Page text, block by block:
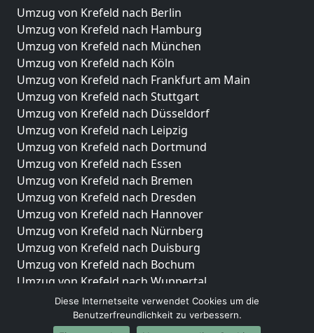
Umzug von Krefeld nach Berlin
Umzug von Krefeld nach Hamburg
Umzug von Krefeld nach München
Umzug von Krefeld nach Köln
Umzug von Krefeld nach Frankfurt am Main
Umzug von Krefeld nach Stuttgart
Umzug von Krefeld nach Düsseldorf
Umzug von Krefeld nach Leipzig
Umzug von Krefeld nach Dortmund
Umzug von Krefeld nach Essen
Umzug von Krefeld nach Bremen
Umzug von Krefeld nach Dresden
Umzug von Krefeld nach Hannover
Umzug von Krefeld nach Nürnberg
Umzug von Krefeld nach Duisburg
Umzug von Krefeld nach Bochum
Umzug von Krefeld nach Wuppertal
Umzug von Krefeld nach Bielefeld
Umzug von Krefeld nach Bonn
Diese Internetseite verwendet Cookies um die
Benutzerfreundlichkeit zu verbessern.